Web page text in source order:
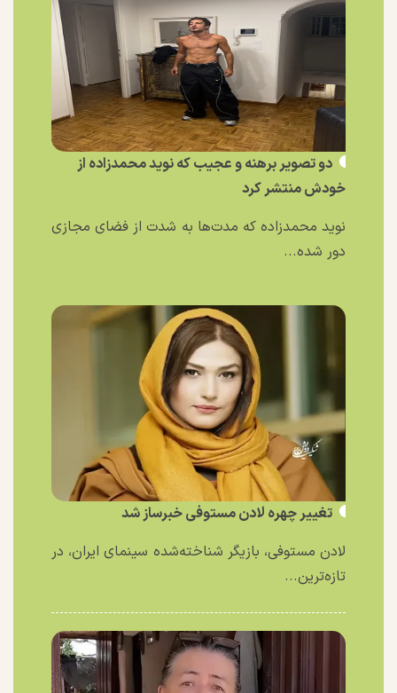
دو تصویر برهنه و عجیب که نوید محمدزاده از
خودش منتشر کرد
نوید محمدزاده که مدت‌ها به شدت از فضای مجازی
دور شده...
تغییر چهره لادن مستوفی خبرساز شد
لادن مستوفی، بازیگر شناخته‌شده سینمای ایران، در
تازه‌ترین...